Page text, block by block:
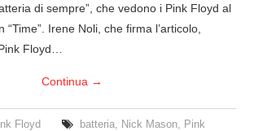
di sempre”, che vedono i Pink Floyd al
Irene Noli, che firma l’articolo,
Floyd…
Continua →
Floyd batteria, Nick Mason, Pink